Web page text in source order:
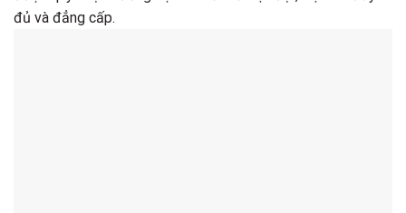
đủ và đẳng cấp.